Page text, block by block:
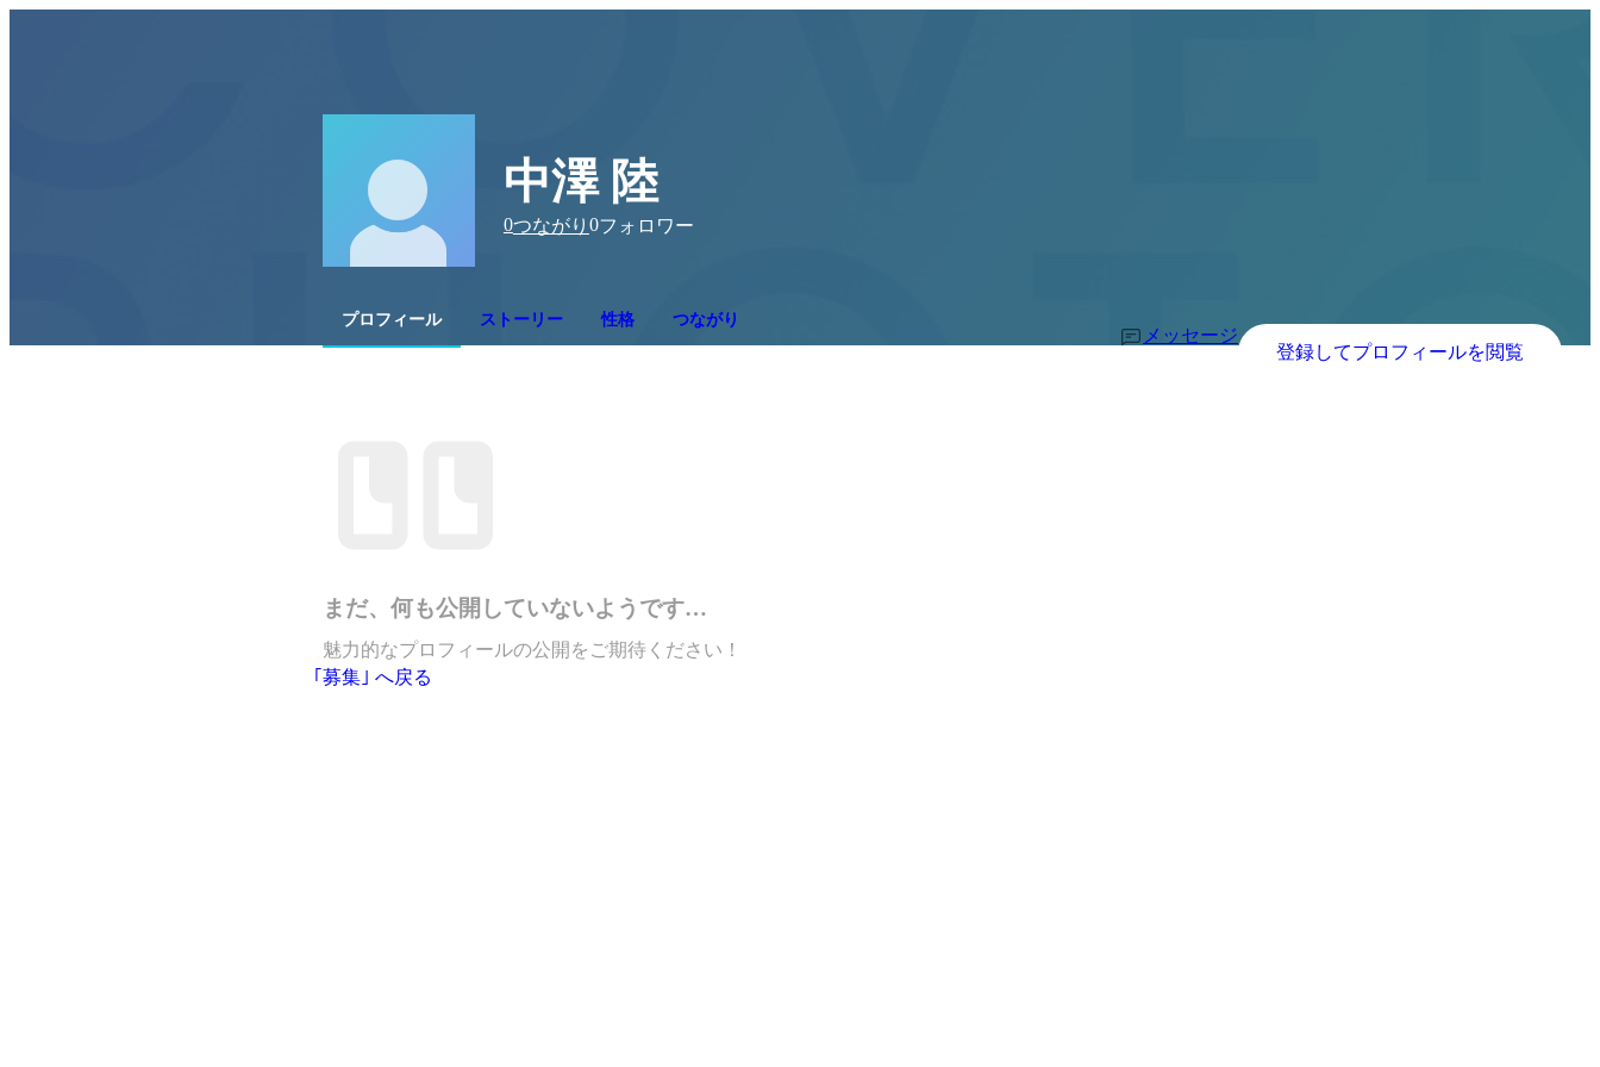
中澤 陸
0つながり 0フォロワー
プロフィール ストーリー 性格 つながり
メッセージ
登録してプロフィールを閲覧
まだ、何も公開していないようです…
魅力的なプロフィールの公開をご期待ください！
｢募集｣ へ戻る